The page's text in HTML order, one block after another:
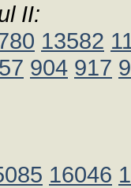
II:
13582
904 917
16046